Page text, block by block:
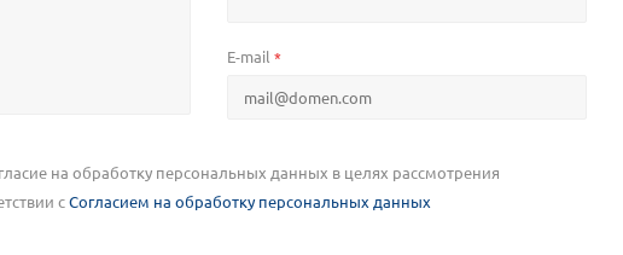
E-mail *
на обработку персональных данных в целях рассмотрения
сСогласием на обработку персональных данных